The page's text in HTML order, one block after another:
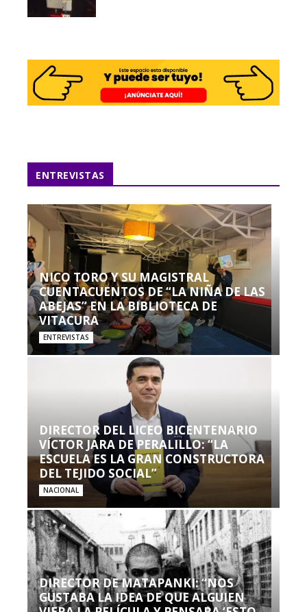
ENTREVISTAS
NICO TORO Y SU MAGISTRAL
CUENTACUENTOS DE “LA NIÑA DE LAS
ABEJAS” EN LA BIBLIOTECA DE
VITACURA
ENTREVISTAS
DIRECTOR DEL LICEO BICENTENARIO
VÍCTOR JARA DE PERALILLO: “LA
ESCUELA ES LA GRAN CONSTRUCTORA
DEL TEJIDO SOCIAL”
NACIONAL
DIRECTOR DE MATAPANKI: “NOS
GUSTABA LA IDEA DE QUE ALGUIEN